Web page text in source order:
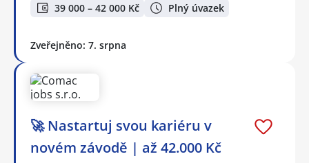
39 000 – 42 000 Kč Plný úvazek
Zveřejněno: 7. srpna
🚀 Nastartuj svou kariéru v
novém závodě | až 42.000 Kč